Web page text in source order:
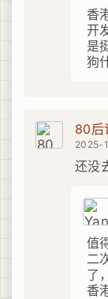
香
开
是
狗
80后
2025-
还没
值
二
了
香